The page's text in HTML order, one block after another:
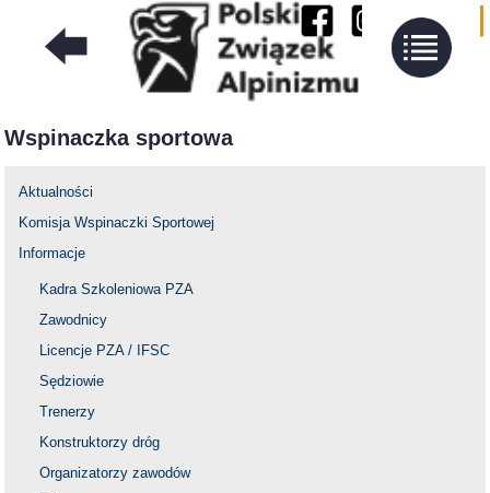
Wspinaczka sportowa
Aktualności
Komisja Wspinaczki Sportowej
Informacje
Kadra Szkoleniowa PZA
Zawodnicy
Licencje PZA / IFSC
Sędziowie
Trenerzy
Konstruktorzy dróg
Organizatorzy zawodów